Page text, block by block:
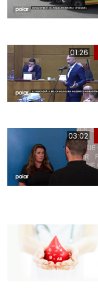
01:26
03:02